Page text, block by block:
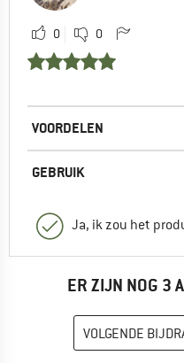
0 0
VOORDELEN
GEBRUIK
Ja, ik zou het
ER ZIJN NOG 3
VOLGENDE